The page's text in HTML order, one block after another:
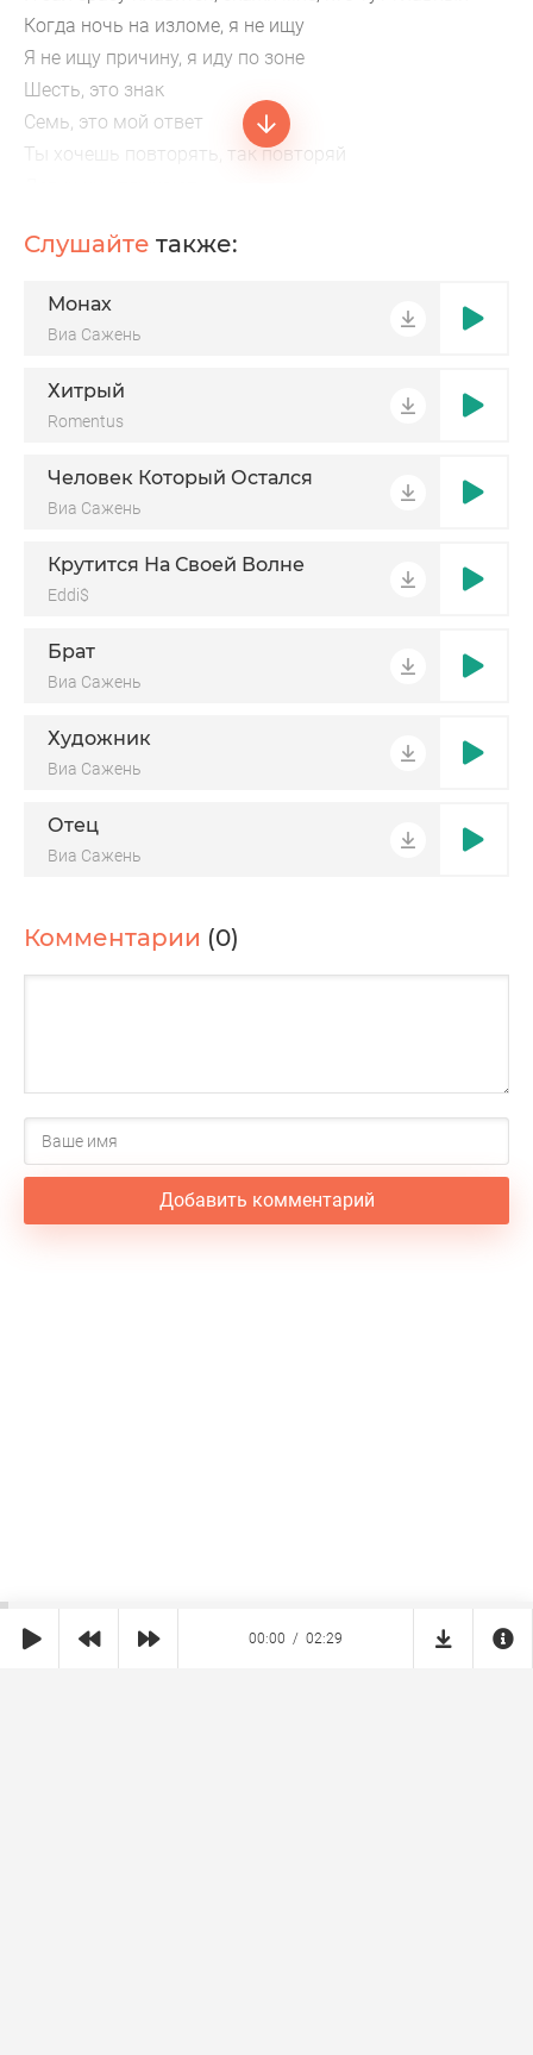
Когда ночь на изломе, я не ищу
Я не ищу причину, я иду по зоне
Шесть, это знак
Семь, это мой ответ
Ты хочешь повторять, так повторяй
Я не обещал вечность, но ты сам это ждал
Шесть-семь на повторе — это мой закон
Слушайте также:
Монах
Виа Сажень
Хитрый
Romentus
Человек Который Остался
Виа Сажень
Крутится На Своей Волне
Eddi$
Брат
Виа Сажень
Художник
Виа Сажень
Отец
Виа Сажень
Комментарии (0)
Добавить комментарий
00:00 02:29